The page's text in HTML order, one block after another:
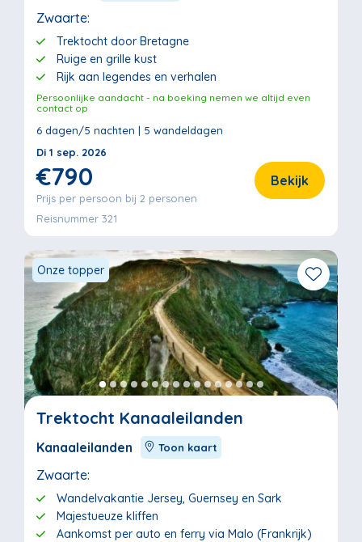
Zwaarte:
Trektocht door Bretagne
Ruige en grille kust
Rijk aan legendes en verhalen
Persoonlijke aandacht - na boeking nemen we altijd even
contact op
6 dagen/5 nachten | 5 wandeldagen
Di 1 sep. 2026
€790
Prijs per persoon bij 2 personen
Bekijk
Reisnummer 321
Onze topper
Trektocht Kanaaleilanden
Kanaaleilanden Toon kaart
Zwaarte:
Wandelvakantie Jersey, Guernsey en Sark
Majestueuze kliffen
Aankomst per auto en ferry via Malo (Frankrijk)